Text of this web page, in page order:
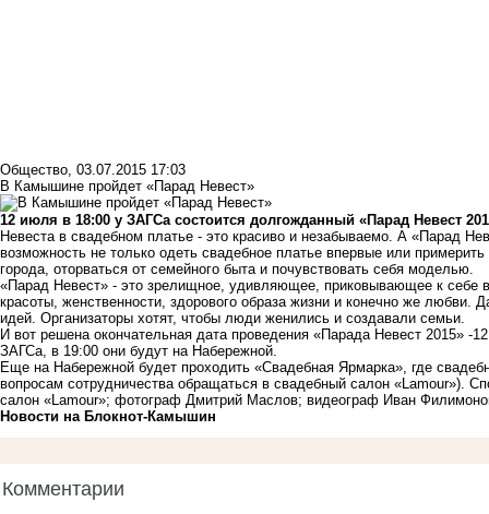
Общество, 03.07.2015 17:03
В Камышине пройдет «Парад Невест»
12 июля в 18:00 у ЗАГСа состоится долгожданный «Парад Невест
Невеста в свадебном платье - это красиво и незабываемо. А «Парад
возможность не только одеть свадебное платье впервые или
города, оторваться от семейного быта и почувствовать себя моделью.
«Парад Невест» - это зрелищное, удивляющее, приковывающее к себе
красоты, женственности, здорового образа жизни и конечно же любви.
идей. Организаторы хотят, чтобы люди женились и создавали семьи.
И вот решена окончательная дата проведения «Парада Невест 2015» -
ЗАГСа, в 19:00 они будут на Набережной.
Еще на Набережной будет проходить «Свадебная Ярмарка», где
вопросам сотрудничества обращаться в свадебный салон «Lamour»).
салон «Lamour»; фотограф Дмитрий Маслов; видеограф Иван
Новости на Блoкнoт-Камышин
Комментарии